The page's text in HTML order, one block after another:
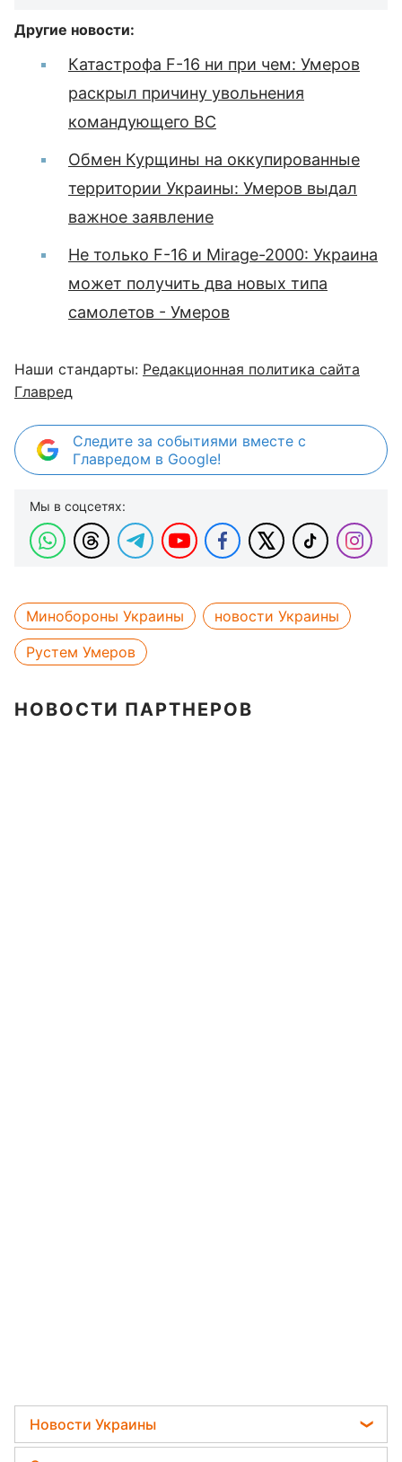
Другие новости:
Катастрофа F-16 ни при чем: Умеров
раскрыл причину увольнения
командующего ВС
Обмен Курщины на оккупированные
территории Украины: Умеров выдал
важное заявление
Не только F-16 и Mirage-2000: Украина
может получить два новых типа
самолетов - Умеров
Наши стандарты: Редакционная политика сайта
Главред
Следите за событиями вместе с
Главредом в Google!
Мы в соцсетях:
Минобороны Украины
новости Украины
Рустем Умеров
НОВОСТИ ПАРТНЕРОВ
Новости Украины